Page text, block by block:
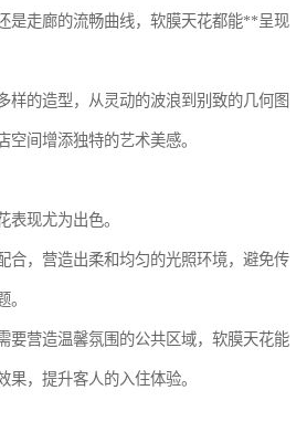
是走廊的流畅曲线，软膜天花都能**呈现
样的造型，从灵动的波浪到别致的几何图
间增添独特的艺术美感。
表现尤为出色。
合，营造出柔和均匀的光照环境，避免传
。
要营造温馨氛围的公共区域，软膜天花能
，提升客人的入住体验。